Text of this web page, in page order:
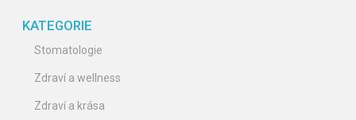
KATEGORIE
Stomatologie
Zdraví a wellness
Zdraví a krása